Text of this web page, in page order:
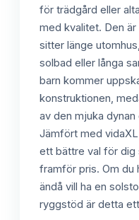
för trädgård eller
med kvalitet. Den
sitter länge
solbad eller långa
barn kommer
konstruktionen,
av den mjuka
Jämfört med
ett bättre val för
framför pris. Om du
ändå vill ha en
ryggstöd är detta